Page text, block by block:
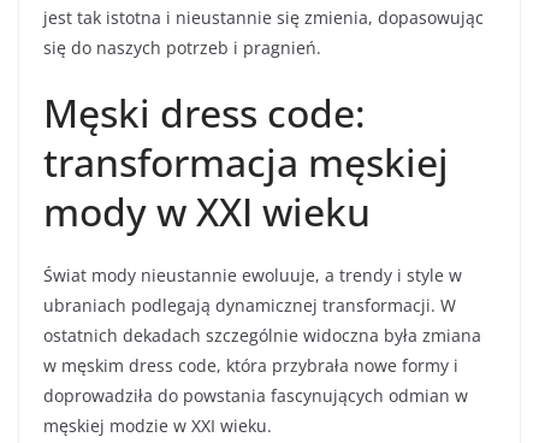
jest tak istotna i nieustannie się zmienia, dopasowując
się do naszych potrzeb i pragnień.
Męski dress code:
transformacja męskiej
mody w XXI wieku
Świat mody nieustannie ewoluuje, a trendy i style w
ubraniach podlegają dynamicznej transformacji. W
ostatnich dekadach szczególnie widoczna była zmiana
w męskim dress code, która przybrała nowe formy i
doprowadziła do powstania fascynujących odmian w
męskiej modzie w XXI wieku.